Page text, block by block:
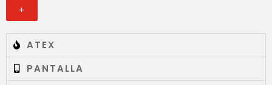
ATEX
PANTALLA